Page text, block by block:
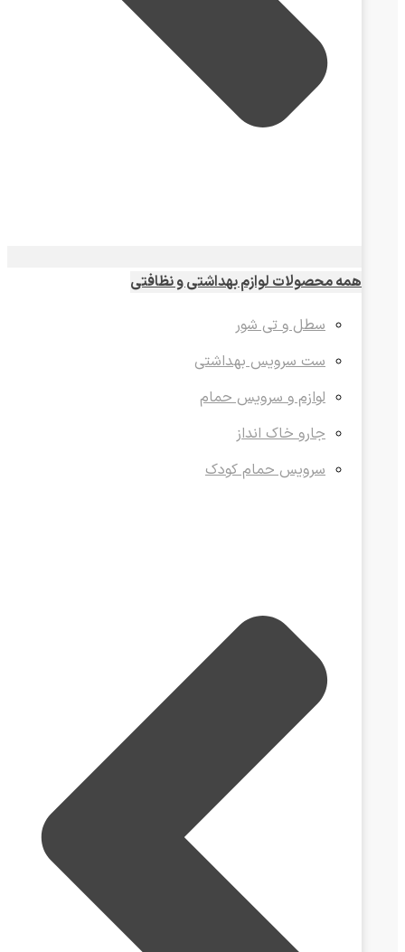
همه محصولات لوازم بهداشتی و نظافتی
سطل و تی شور
ست سرویس بهداشتی
لوازم و سرویس حمام
جارو خاک انداز
سرویس حمام کودک